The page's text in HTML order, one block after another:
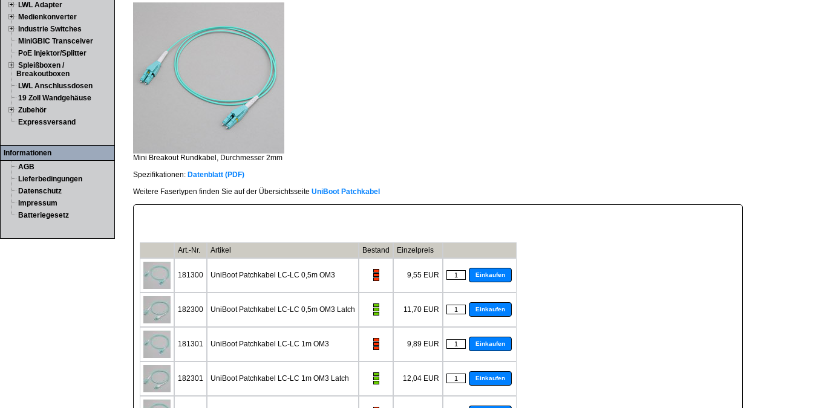
LWL Adapter
Medienkonverter
Industrie Switches
MiniGBIC Transceiver
PoE Injektor/Splitter
Spleißboxen /
Breakoutboxen
LWL Anschlussdosen
19 Zoll Wandgehäuse
Zubehör
Expressversand
Informationen
AGB
Lieferbedingungen
Datenschutz
Impressum
Batteriegesetz
Mini Breakout Rundkabel, Durchmesser 2mm
Spezifikationen: Datenblatt (PDF)
Weitere Fasertypen finden Sie auf der Übersichtsseite UniBoot Patchkabel
Art.-Nr. Artikel Bestand Einzelpreis
181300 UniBoot Patchkabel LC-LC 0,5m OM3 9,55 EUR Einkaufen
182300 UniBoot Patchkabel LC-LC 0,5m OM3 Latch 11,70 EUR Einkaufen
181301 UniBoot Patchkabel LC-LC 1m OM3 9,89 EUR Einkaufen
182301 UniBoot Patchkabel LC-LC 1m OM3 Latch 12,04 EUR Einkaufen